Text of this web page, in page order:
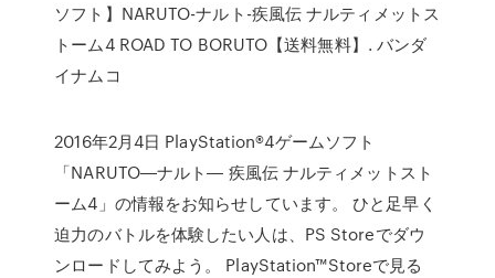
ソフト】NARUTO-ナルト-疾風伝 ナルティメットス
トーム4 ROAD TO BORUTO【送料無料】. バンダ
イナムコ
2016年2月4日 PlayStation®4ゲームソフト
「NARUTO―ナルト― 疾風伝 ナルティメットスト
ーム4」の情報をお知らせしています。 ひと足早く
迫力のバトルを体験したい人は、PS Storeでダウ
ンロードしてみよう。 PlayStation™Storeで見る